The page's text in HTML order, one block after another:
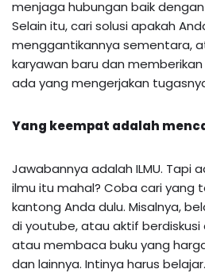
menjaga hubungan baik
Selain itu, cari solusi apakah
menggantikannya sementara,
karyawan baru dan
ada yang mengerjakan
Yang keempat adalah
Jawabannya adalah ILMU. Tapi
ilmu itu mahal? Coba cari yang
kantong Anda dulu. Misalnya,
di youtube, atau aktif berdiskusi
atau membaca buku yang
dan lainnya. Intinya harus belajar.